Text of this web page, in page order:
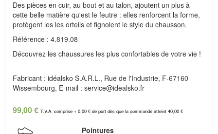
Des pièces en cuir, au bout et au talon, ajoutent un plus à
cette belle matière qu'est le feutre : elles renforcent la forme,
protègent les les orteils et fignolent le style du chausson.
Référence : 4.819.08
Découvrez les chaussures les plus confortables de votre vie !
Fabricant : idéalsko S.A.R.L., Rue de l'Industrie, F-67160
Wissembourg, E-mail : service@idealsko.fr
99,00 € T.V.A. comprise + 0,00 € de port dès que la commande atteint 40,00 €
Pointures